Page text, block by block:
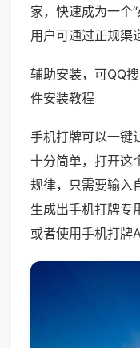
家，快速成为一个
用户可通过正规渠
辅助安装，可QQ
件安装教程
手机打牌可以一键
十分简单，打开这
规律，只需要输入
生成出手机打牌专
或者使用手机打牌